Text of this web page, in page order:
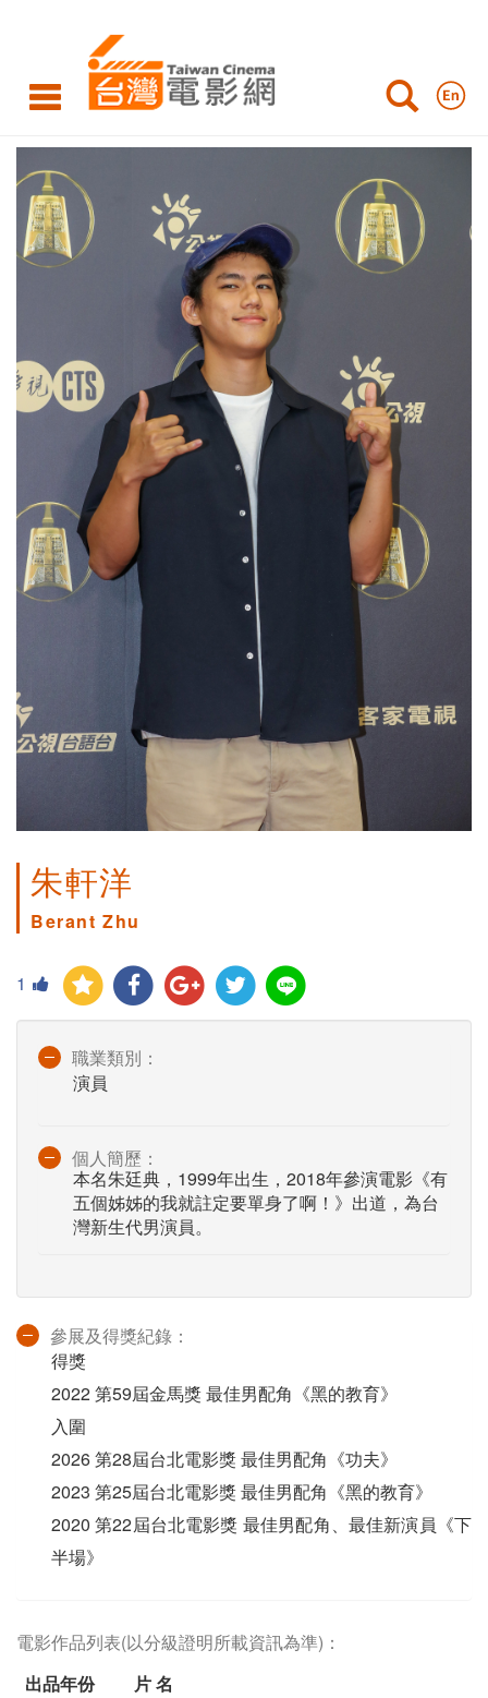
朱軒洋
Berant Zhu
1
職業類別：
演員
個人簡歷：
本名朱廷典，1999年出生，2018年參演電影《有
五個姊姊的我就註定要單身了啊！》出道，為台
灣新生代男演員。
參展及得獎紀錄：
得獎
2022 第59屆金馬獎 最佳男配角《黑的教育》
入圍
2026 第28屆台北電影獎 最佳男配角《功夫》
2023 第25屆台北電影獎 最佳男配角《黑的教育》
2020 第22屆台北電影獎 最佳男配角、最佳新演員《下
半場》
電影作品列表(以分級證明所載資訊為準)：
出品年份
片 名